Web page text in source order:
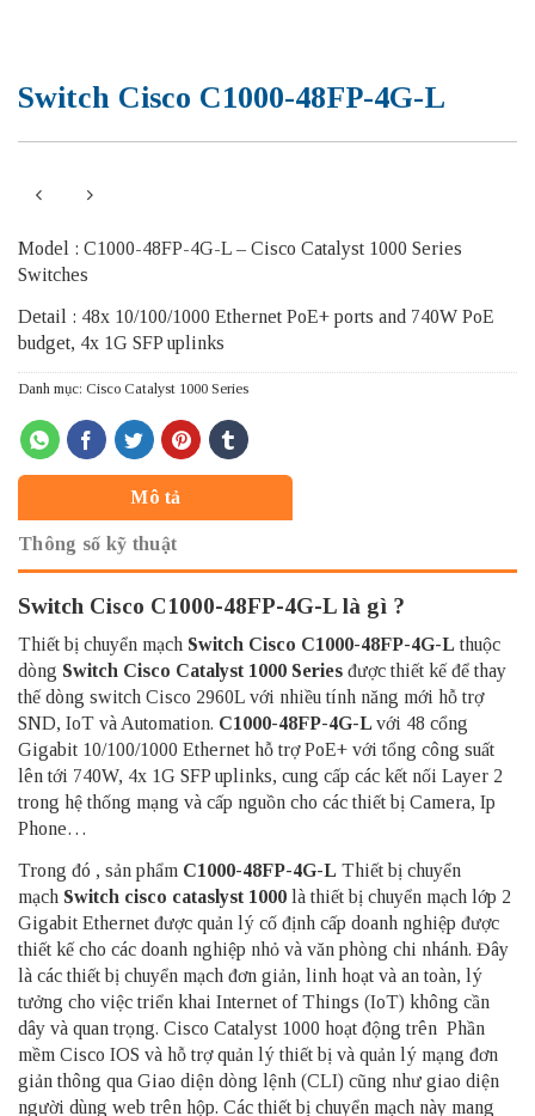
Switch Cisco C1000-48FP-4G-L
Model : C1000-48FP-4G-L – Cisco Catalyst 1000 Series
Switches
Detail : 48x 10/100/1000 Ethernet PoE+ ports and 740W PoE
budget, 4x 1G SFP uplinks
Danh mục: Cisco Catalyst 1000 Series
Mô tả
Thông số kỹ thuật
Switch Cisco C1000-48FP-4G-L là gì ?
Thiết bị chuyển mạch Switch Cisco C1000-48FP-4G-Lthuộc
dòng Switch Cisco Catalyst 1000 Series được thiết kế để thay
thế dòng switch Cisco 2960L với nhiều tính năng mới hỗ trợ
SND, IoT và Automation. C1000-48FP-4G-Lvới 48 cổng
Gigabit 10/100/1000 Ethernet hỗ trợ PoE+ với tổng công suất
lên tới 740W, 4x 1G SFP uplinks, cung cấp các kết nối Layer 2
trong hệ thống mạng và cấp nguồn cho các thiết bị Camera, Ip
Phone…
Trong đó , sản phẩm C1000-48FP-4G-L Thiết bị chuyển
mạch Switch cisco cataslyst 1000 là thiết bị chuyển mạch lớp 2
Gigabit Ethernet được quản lý cố định cấp doanh nghiệp được
thiết kế cho các doanh nghiệp nhỏ và văn phòng chi nhánh. Đây
là các thiết bị chuyển mạch đơn giản, linh hoạt và an toàn, lý
tưởng cho việc triển khai Internet of Things (IoT) không cần
dây và quan trọng. Cisco Catalyst 1000 hoạt động trên Phần
mềm Cisco IOS và hỗ trợ quản lý thiết bị và quản lý mạng đơn
giản thông qua Giao diện dòng lệnh (CLI) cũng như giao diện
người dùng web trên hộp. Các thiết bị chuyển mạch này mang